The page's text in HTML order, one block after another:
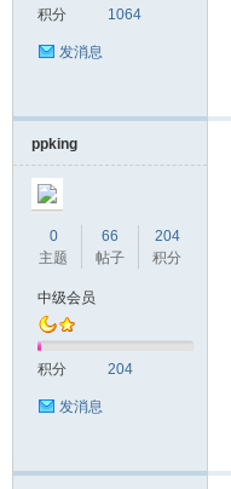
积分 1064
发消息
ppking
0
主题
66
帖子
204
积分
中级会员
积分 204
发消息